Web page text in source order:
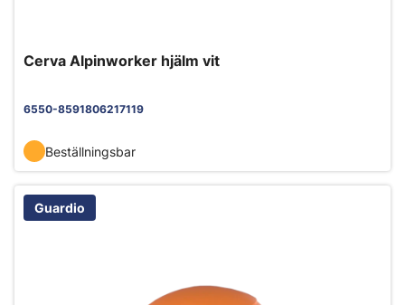
Cerva Alpinworker hjälm vit
6550-8591806217119
Beställningsbar
Guardio